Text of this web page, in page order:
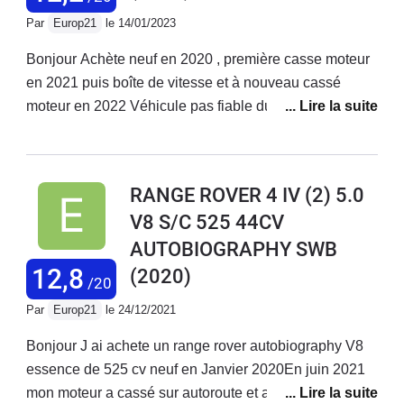
Par Europ21 le 14/01/2023
Bonjour Achète neuf en 2020 , première casse moteur
en 2021 puis boîte de vitesse et à nouveau cassé
moteur en 2022 Véhicule pas fiable du tout Problèmes
suspensions freins très légers pas ventilés ni
reprises Mecanique défaillante moteur et boîte de
vitesses ! Pas de service à la hauteur . Véhicule a
200.000 euros full options mais Servuce digne d un
évoqué à 60.000 et encore ! Je pense que chez
Renault ou Peugeot il y a un service après vente plus
réactif .Ah oui j oubliais … véhicule de remplacement
… p400e ! Quand on achète un v8 de 5 litres de
cylindrée on vous donne un 4 cylindres de 2 litres en
remplacement !!! Bref rien ne suit en terme de service
12,8 /20
RANGE ROVER 4 IV (2) 5.0
V8 S/C 525 44CV
AUTOBIOGRAPHY SWB
(2020)
Par Europ21 le 24/12/2021
Bonjour J ai achete un range rover autobiography V8
essence de 525 cv neuf en Janvier 2020En juin 2021
mon moteur a cassé sur autoroute et aucune